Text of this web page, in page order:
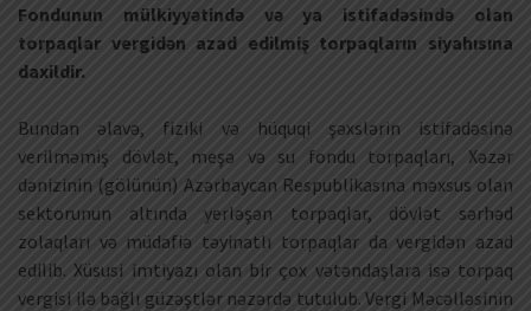
Fondunun mülkiyyətində və ya istifadəsində olan
torpaqlar vergidən azad edilmiş torpaqların siyahısına
daxildir.
Bundan əlavə, fiziki və hüquqi şəxslərin istifadəsinə
verilməmiş dövlət, meşə və su fondu torpaqları, Xəzər
dənizinin (gölünün) Azərbaycan Respublikasına məxsus olan
sektorunun altında yerləşən torpaqlar, dövlət sərhəd
zolaqları və müdafiə təyinatlı torpaqlar da vergidən azad
edilib. Xüsusi imtiyazı olan bir çox vətəndaşlara isə torpaq
vergisi ilə bağlı güzəştlər nəzərdə tutulub. Vergi Məcəlləsinin